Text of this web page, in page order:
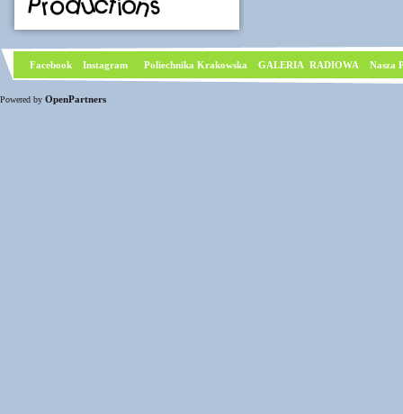
Facebook Instagram Poliechnika Krakowska GALERIA RADIOWA Nasza
Powered by OpenPartners